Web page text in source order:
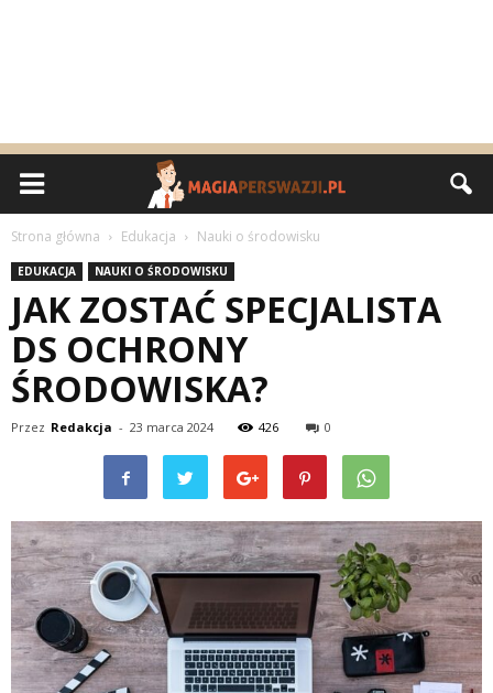
Strona główna Edukacja Nauki o środowisku
EDUKACJA NAUKI O ŚRODOWISKU
JAK ZOSTAĆ SPECJALISTA
DS OCHRONY
ŚRODOWISKA?
Przez Redakcja - 23 marca 2024 426 0